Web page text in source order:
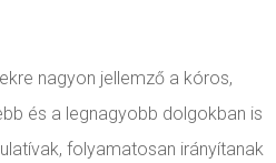
nagyon jellemző a kóros,
és a legnagyobb dolgokban is
folyamatosan irányítanak